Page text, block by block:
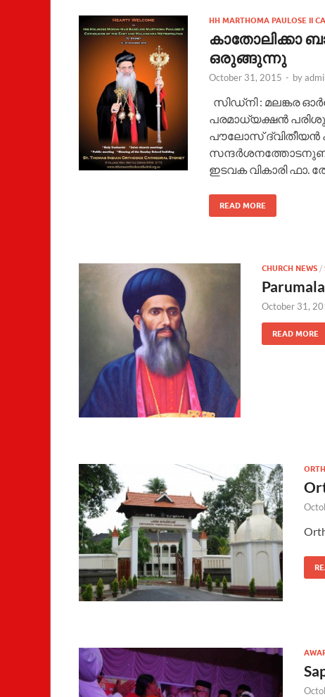
HH MARTHOMA PAULOSE II
കാതോലിക്കാ
ഒരുങ്ങുന്നു
October 31, 2015 - by
സിഡ്നി : മലങ്കര
പരമാധ്യക്ഷന്‍
പൗലോസ് ദ്വിതീയന്‍
ഇടവക വികാരി ഫാ.
READ MORE
CHURCH NEWS /
October 31,
READ MORE